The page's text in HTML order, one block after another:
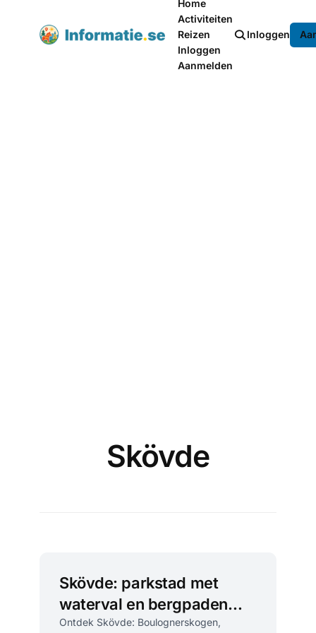
Home
Activiteiten
Reizen
Inloggen
Aanmelden
Inloggen
Skövde
Skövde: parkstad met
waterval en bergpaden
tussen Billingen en Valle
Ontdek Skövde: Boulognerskogen,